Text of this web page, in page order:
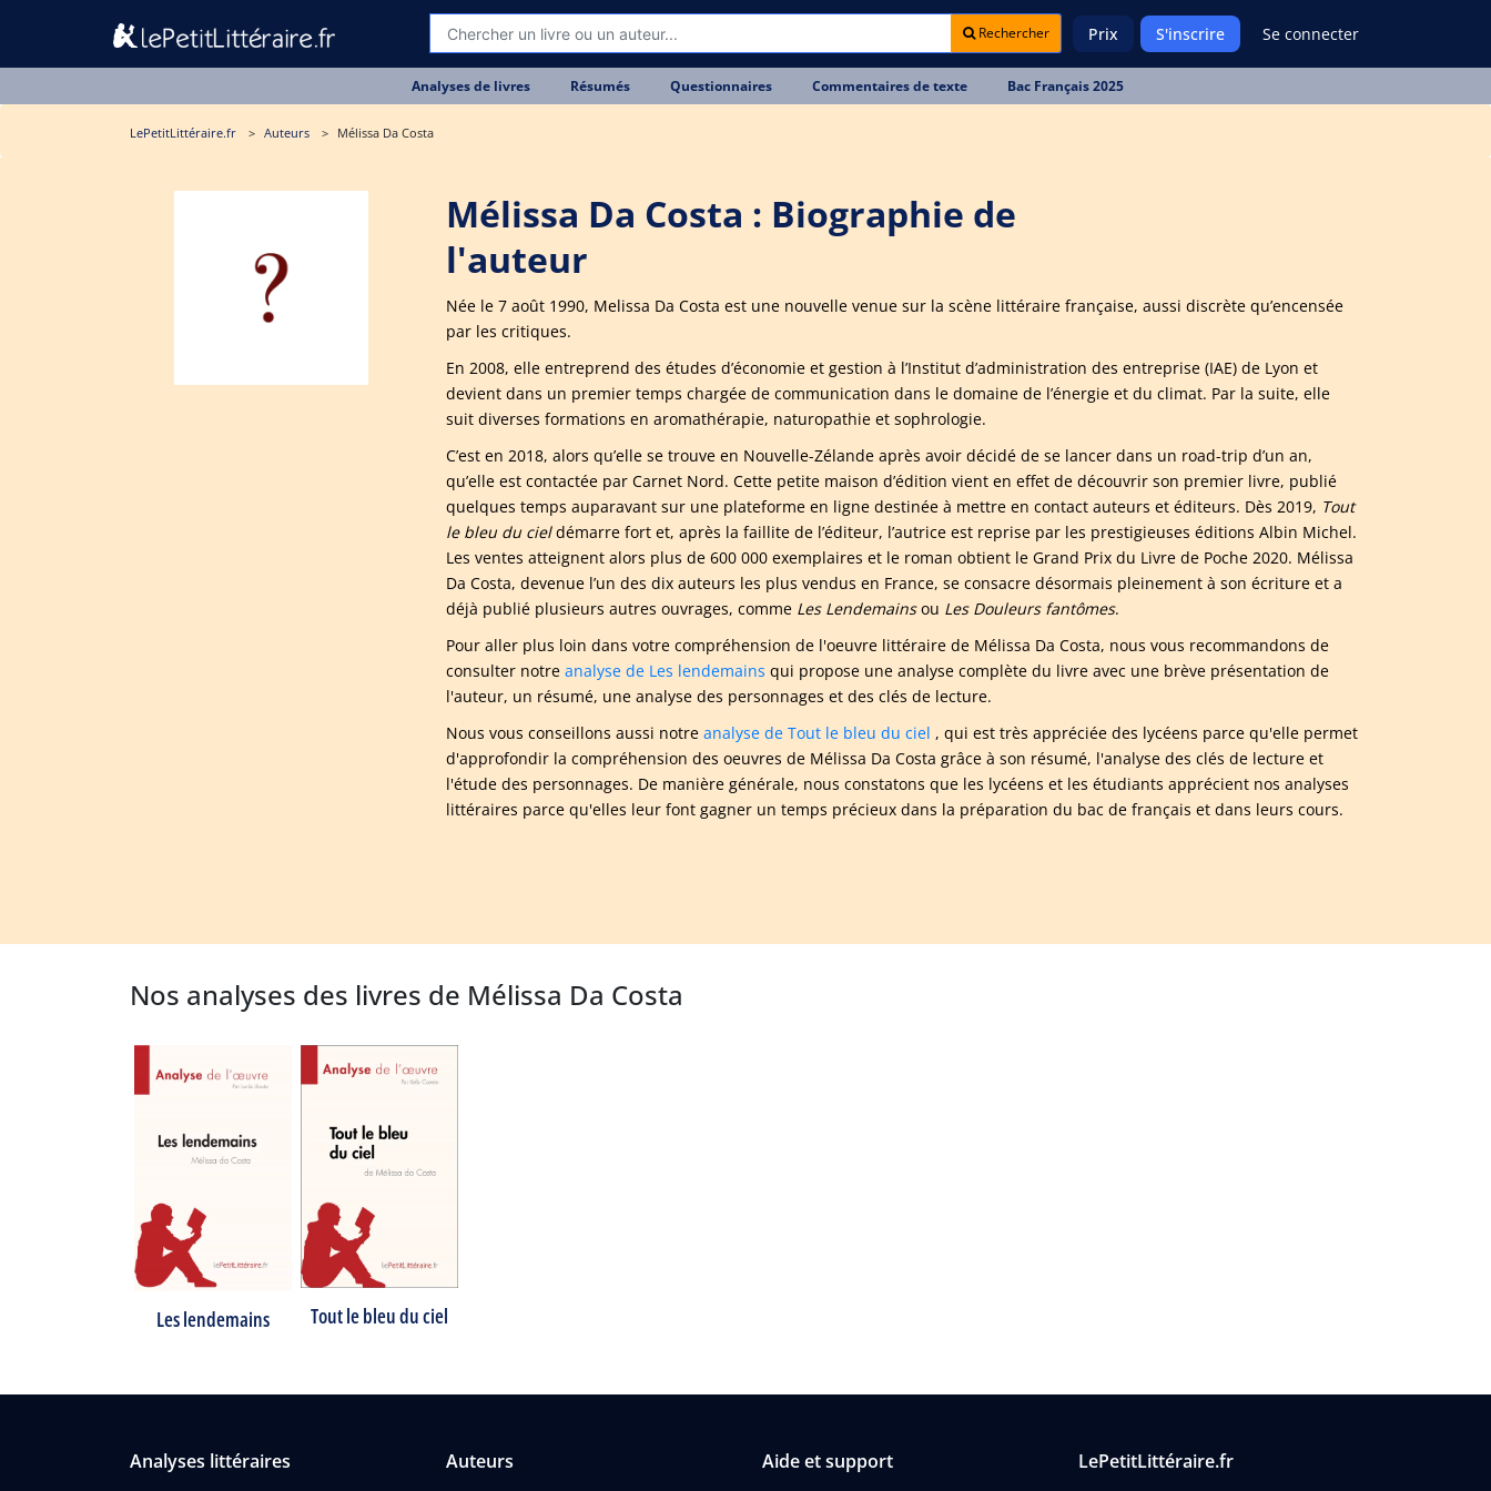
Rechercher Prix S'inscrire Se connecter
Analyses de livres Résumés Questionnaires Commentaires de texte Bac Français 2025
LePetitLittéraire.fr Auteurs Mélissa Da Costa
Mélissa Da Costa : Biographie de
l'auteur
Née le 7 août 1990, Melissa Da Costa est une nouvelle venue sur la scène littéraire française, aussi discrète qu’encensée
par les critiques.
En 2008, elle entreprend des études d’économie et gestion à l’Institut d’administration des entreprise (IAE) de Lyon et
devient dans un premier temps chargée de communication dans le domaine de l’énergie et du climat. Par la suite, elle
suit diverses formations en aromathérapie, naturopathie et sophrologie.
C’est en 2018, alors qu’elle se trouve en Nouvelle-Zélande après avoir décidé de se lancer dans un road-trip d’un an,
qu’elle est contactée par Carnet Nord. Cette petite maison d’édition vient en effet de découvrir son premier livre, publié
quelques temps auparavant sur une plateforme en ligne destinée à mettre en contact auteurs et éditeurs. Dès 2019, Tout
le bleu du cieldémarre fort et, après la faillite de l’éditeur, l’autrice est reprise par les prestigieuses éditions Albin Michel.
Les ventes atteignent alors plus de 600 000 exemplaires et le roman obtient le Grand Prix du Livre de Poche 2020. Mélissa
Da Costa, devenue l’un des dix auteurs les plus vendus en France, se consacre désormais pleinement à son écriture et a
déjà publié plusieurs autres ouvrages, comme Les Lendemainsou Les Douleurs fantômes.
Pour aller plus loin dans votre compréhension de l'oeuvre littéraire de Mélissa Da Costa, nous vous recommandons de
consulter notre analyse de Les lendemains qui propose une analyse complète du livre avec une brève présentation de
l'auteur, un résumé, une analyse des personnages et des clés de lecture.
Nous vous conseillons aussi notre analyse de Tout le bleu du ciel , qui est très appréciée des lycéens parce qu'elle permet
d'approfondir la compréhension des oeuvres de Mélissa Da Costa grâce à son résumé, l'analyse des clés de lecture et
l'étude des personnages. De manière générale, nous constatons que les lycéens et les étudiants apprécient nos analyses
littéraires parce qu'elles leur font gagner un temps précieux dans la préparation du bac de français et dans leurs cours.
Nos analyses des livres de Mélissa Da Costa
Les lendemains Tout le bleu du ciel
Analyses littéraires Auteurs Aide et support LePetitLittéraire.fr